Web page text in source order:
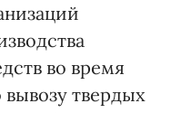
во время
вывозу твердых